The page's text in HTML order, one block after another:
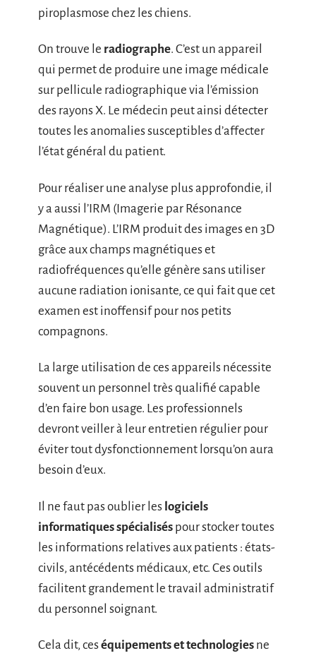
piroplasmose chez les chiens.
On trouve le radiographe. C’est un appareil
qui permet de produire une image médicale
sur pellicule radiographique via l’émission
des rayons X. Le médecin peut ainsi détecter
toutes les anomalies susceptibles d’affecter
l’état général du patient.
Pour réaliser une analyse plus approfondie, il
y a aussi l’IRM (Imagerie par Résonance
Magnétique). L’IRM produit des images en 3D
grâce aux champs magnétiques et
radiofréquences qu’elle génère sans utiliser
aucune radiation ionisante, ce qui fait que cet
examen est inoffensif pour nos petits
compagnons.
La large utilisation de ces appareils nécessite
souvent un personnel très qualifié capable
d’en faire bon usage. Les professionnels
devront veiller à leur entretien régulier pour
éviter tout dysfonctionnement lorsqu’on aura
besoin d’eux.
Il ne faut pas oublier les logiciels
informatiques spécialisés pour stocker toutes
les informations relatives aux patients : états-
civils, antécédents médicaux, etc. Ces outils
facilitent grandement le travail administratif
du personnel soignant.
Cela dit, ceséquipements et technologies ne